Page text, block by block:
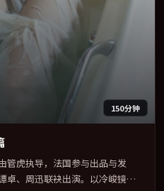
150分钟
管虎执导，法国参与出品与发
卓、周迅联袂出演。以冷峻镜头